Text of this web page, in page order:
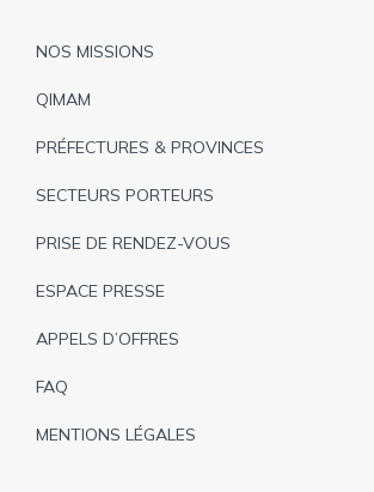
Pied
de
NOS MISSIONS
QIMAM
PRÉFECTURES & PROVINCES
SECTEURS PORTEURS
PRISE DE RENDEZ-VOUS
ESPACE PRESSE
APPELS D’OFFRES
FAQ
MENTIONS LÉGALES